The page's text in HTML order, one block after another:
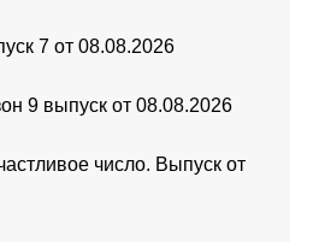
7 от 08.08.2026
9 выпуск от 08.08.2026
число. Выпуск от